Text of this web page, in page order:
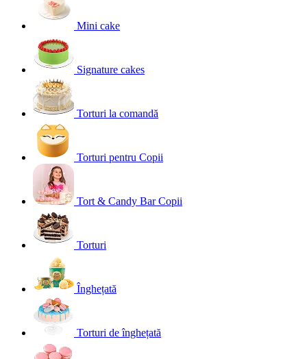
Mini cake
Signature cakes
Torturi la comandă
Torturi pentru Copii
Tort & Candy Bar Copii
Torturi
Înghețată
Torturi de înghețată